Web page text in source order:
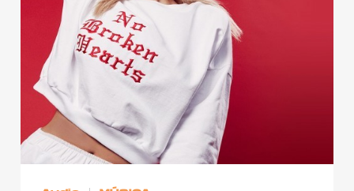
Publicidad
Aviso Legal
© 2015-2022 UMOMAG. PROPIEDAD DE UMO agency. TODOS LOS
DERECHOS RESERVADOS.